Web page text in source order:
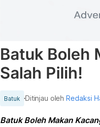
Batuk Boleh
Salah Pilih!
Batuk Ditinjau olehRedaksi
Batuk Boleh Makan